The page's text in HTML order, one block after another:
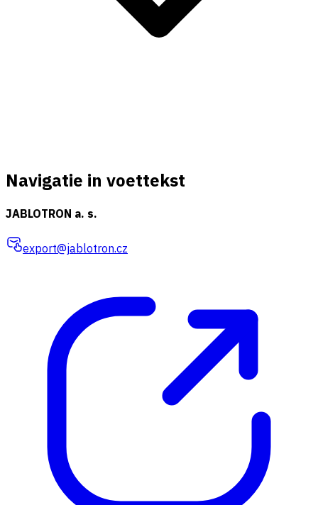
Navigatie in voettekst
JABLOTRON a. s.
export@jablotron.cz